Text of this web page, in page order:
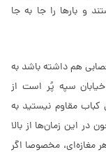
و بارها را جا به جا
هم داشته باشد به
سپه پُر است از
مقاوم نیستید به
در این زمان‌ها از بالا
مغازه‌ای، مخصوصا اگر